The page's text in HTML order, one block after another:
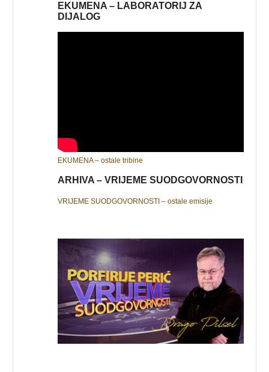
EKUMENA – LABORATORIJ ZA
DIJALOG
EKUMENA – ostale tribine
ARHIVA – VRIJEME SUODGOVORNOSTI
VRIJEME SUODGOVORNOSTI – ostale emisije